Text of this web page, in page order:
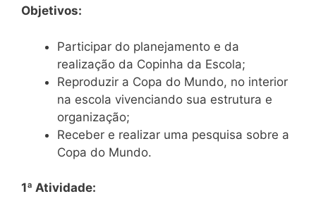
Objetivos:
Participar do planejamento e da
realização da Copinha da Escola;
Reproduzir a Copa do Mundo, no interior
na escola vivenciando sua estrutura e
organização;
Receber e realizar uma pesquisa sobre a
Copa do Mundo.
1ª Atividade: